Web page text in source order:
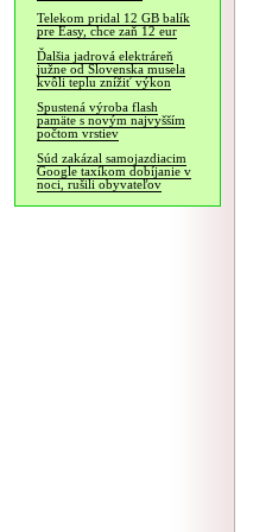
Telekom pridal 12 GB balík
pre Easy, chce zaň 12 eur
Ďalšia jadrová elektráreň
južne od Slovenska musela
kvôli teplu znížiť výkon
Spustená výroba flash
pamäte s novým najvyšším
počtom vrstiev
Súd zakázal samojazdiacim
Google taxíkom dobíjanie v
noci, rušili obyvateľov